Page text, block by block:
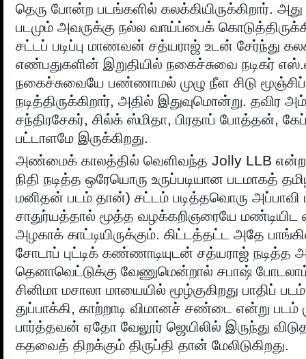
தெரு போன்ற படங்களில் கலக்கியிருக்கிறார்.
படமும் அவருக்கு நல்ல வாய்ப்பைக்
சட்டப் படிப்பு மாணவன் சத்யராஜ் உடன் சேர்ந்து
எண்பதுகளின் இறுதியில் நகைச்சுவை நடிகர்
நகைச்சுவையே பண்ணாமல் முழு நீள சிடு
நடித்திருக்கிறார், அதில் இதுவுமொன்று. தவிர
சந்திரசேகர், சில்க் ஸ்மிதா, பிரதாப் போத்தன்,
பட்டாளமே இருக்கிறது.
அண்மைக் காலத்தில் வெளிவந்த Jolly LLB என்ற
நிதி நடித்த ஒரேயொரு உருப்படியான படமாகத்
மனிதன் படம் தான்) சட்டம் படித்தவொரு
சாதுர்யத்தால் மூத்த வழக்கறிஞரையே
அழகாக் காட்டியிருக்கும். கிட்டத்தட்ட அதே
சோடாப் புட்டிக் கண்ணாடியுடன் சத்யராஜ் நடித்த
தெனாவெட்டுக்கு வேணுமென்றால் சபாஷ்
சினிமா மசாலா மாயையில் மூழ்குகிறது பாதிப்
துப்பாக்கி, காற்றாடி விமானச் சண்டை என்று படம்
பார்த்தவன் ஏதோ வேலூர் ஜெயிலில் இருந்து
கதவைத் திறக்கும் திருப்தி தான் மேலிடுகிறது.